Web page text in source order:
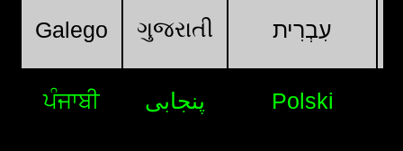
Galego ગુજરાતી עִבְרִית
ਪੰਜਾਬੀ پنجابی Polski